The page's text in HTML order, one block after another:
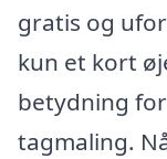
gratis og
kun et kort
betydning
tagmaling.